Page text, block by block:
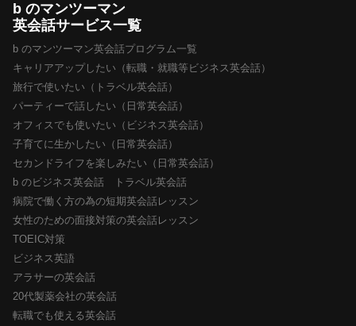
b のマンツーマン
英会話サービス一覧
b のマンツーマン英会話プログラム一覧
キャリアアップしたい（転職・就職等ビジネス英会話）
旅行で使いたい（トラベル英会話）
パーティーで話したい（日常英会話）
オフィスでも使いたい（ビジネス英会話）
子育てに生かしたい（日常英会話）
セカンドライフを楽しみたい（日常英会話）
b のビジネス英会話 トラベル英会話
病院で働く方の為の短期英会話レッスン
女性のための面接対策の英会話レッスン
TOEIC対策
ビジネス英語
アラサーの英会話
20代製薬会社の英会話
転職でも使える英会話